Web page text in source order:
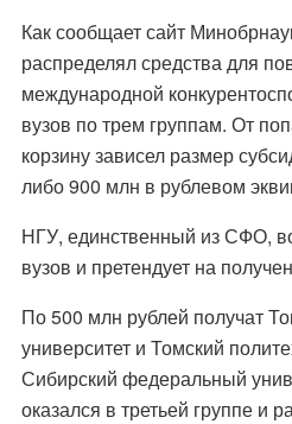
Как сообщает сайт
распределял средства для
международной
вузов по трем группам. От
корзину зависел размер
либо 900 млн в рублевом
НГУ, единственный из СФО,
вузов и претендует на
По 500 млн рублей получат
университет и Томский
Сибирский федеральный
оказался в третьей группе и